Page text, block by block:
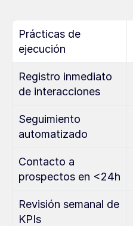
Prácticas de
ejecución
Registro inmediato
de interacciones
Seguimiento
automatizado
Contacto a
prospectos en <24h
Revisión semanal de
KPIs